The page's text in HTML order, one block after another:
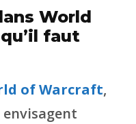
World
faut
of Warcraft,